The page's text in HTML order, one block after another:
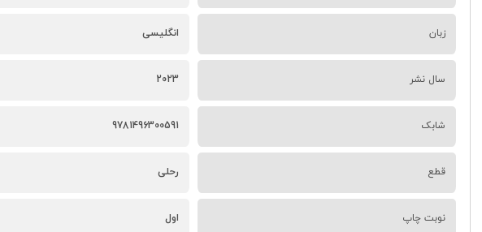
زبان انگلیسی
سال نشر 2023
شابک 9781496300591
قطع رحلی
نوبت چاپ اول